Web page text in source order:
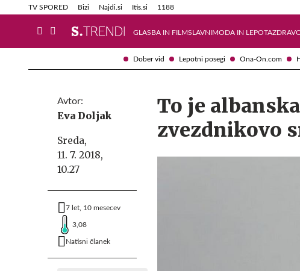
Dober vid Lepotni posegi Ona-On.com
TV SPORED Bizi Najdi.si Itis.si 1188
GLASBA IN FILMSLAVNIMODA IN LEPOTA
Info in obvestila Tehnik
Avtor:
Eva Doljak
Sreda,
11. 7. 2018,
10.27
7 let, 10 mesecev
3,08
Natisni članek
To je
zvezdnikovo